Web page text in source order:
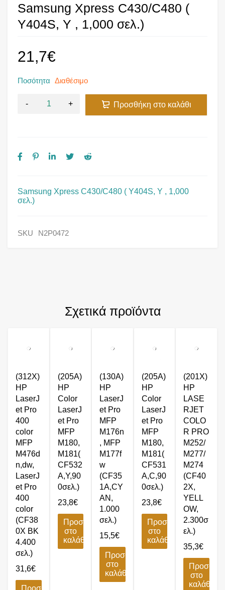
Samsung Xpress C430/C480 (
Y404S, Y , 1,000 σελ.)
Samsung Xpress C430/C480 ( Y404S, Y , 1,000
σελ.)
21,7€
Ποσότητα Διαθέσιμο
Προσθήκη στο καλάθι
SKU N2P0472
Σχετικά προϊόντα
(312X)
HP
LaserJ
et Pro
400
color
MFP
M476d
n,dw,
LaserJ
et Pro
400
color
(CF38
0X BK
4.400
σελ.)
31,6€
(205A)
HP
Color
LaserJ
et Pro
MFP
M180,
M181(
CF532
A,Y,90
0σελ.)
23,8€
Προσθήκη
στο
καλάθι
(130A)
HP
LaserJ
et Pro
MFP
M176n
, MFP
M177f
w
(CF35
1A,CY
AN,
1.000
σελ.)
15,5€
Προσθήκη
στο
καλάθι
(205A)
HP
Color
LaserJ
et Pro
MFP
M180,
M181(
CF531
A,C,90
0σελ.)
23,8€
Προσθήκη
στο
καλάθι
(201X)
HP
LASE
RJET
COLO
R PRO
M252/
M277/
M274
(CF40
2X,
YELL
OW,
2.300σ
ελ.)
35,3€
στο
καλάθι